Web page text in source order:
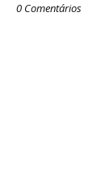
0 Comentários